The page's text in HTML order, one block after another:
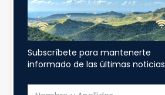
Pregunta o Sugerencia
Subscríbete para mantenerte
informado de las últimas noticias